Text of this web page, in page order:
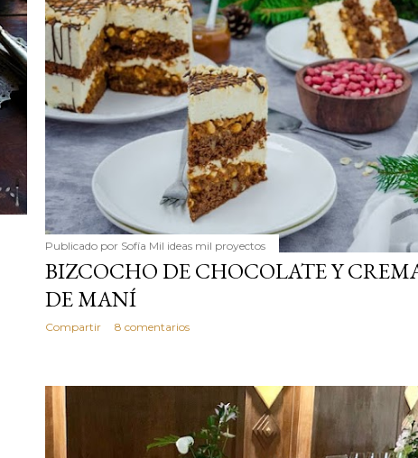
Publicado por Sofía Mil ideas mil proyectos
BIZCOCHO DE CHOCOLATE Y
DE MANÍ
Compartir 8 comentarios